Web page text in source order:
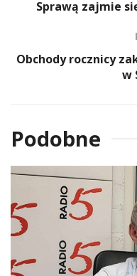
Sprawą zajmie
Obchody rocznicy
w
Podobne